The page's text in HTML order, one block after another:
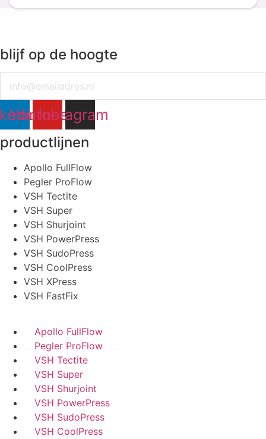
blijf op de hoogte
YoutubeInstagram
productlijnen
Apollo FullFlow
Pegler ProFlow
VSH Tectite
VSH Super
VSH Shurjoint
VSH PowerPress
VSH SudoPress
VSH CoolPress
VSH XPress
VSH FastFix
Apollo FullFlow
Pegler ProFlow
VSH Tectite
VSH Super
VSH Shurjoint
VSH PowerPress
VSH SudoPress
VSH CoolPress